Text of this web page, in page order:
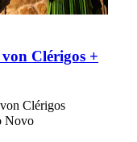
Clérigos +
Clérigos
Novo